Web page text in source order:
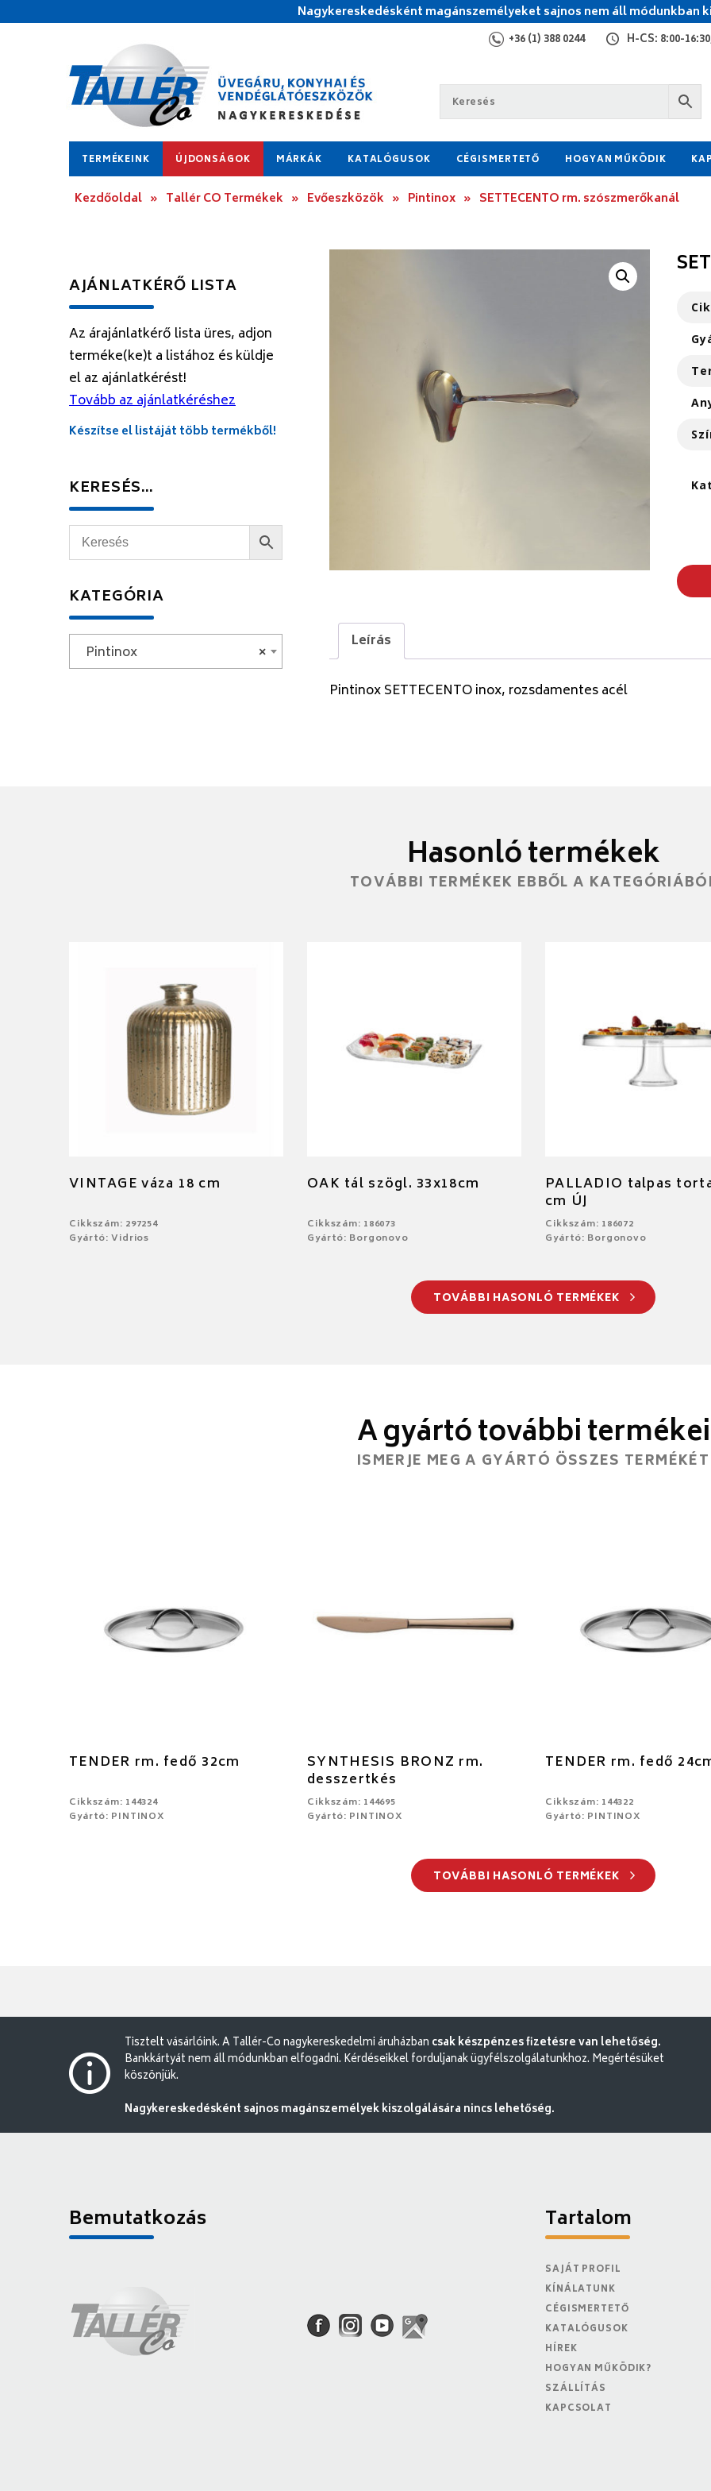
Nagykereskedésként magánszemélyeket sajnos nem áll módunkban
+36 (1) 388 0244 H-CS: 8:00-
TERMÉKEINK ÚJDONSÁGOK MÁRKÁK KATALÓGUSOK CÉGISMERTETŐ HOGYAN MŰKÖDIK
Kezdőoldal » Tallér CO Termékek » Evőeszközök » Pintinox » SETTECENTO rm. szószmerőkanál
Leírás
Pintinox SETTECENTO inox, rozsdamentes acél
AJÁNLATKÉRŐ LISTA
Az árajánlatkérő lista üres, adjon
terméke(ke)t a listához és küldje
el az ajánlatkérést!
Tovább az ajánlatkéréshez
Készítse el listáját több termékből!
KERESÉS…
KATEGÓRIA
×
Pintinox
Hasonló termékek
TOVÁBBI TERMÉKEK EBBŐL A
VINTAGE váza 18 cm
Cikkszám: 297254
Gyártó: Vidrios
OAK tál szögl. 33x18cm
Cikkszám: 186073
Gyártó: Borgonovo
PALLADIO talpas
cm ÚJ
Cikkszám: 186072
Gyártó: Borgonovo
TOVÁBBI HASONLÓ TERMÉKEK
A gyártó további termékei
ISMERJE MEG A GYÁRTÓ ÖSSZES TERMÉKÉT
TENDER rm. fedő 32cm
Cikkszám: 144324
Gyártó: PINTINOX
SYNTHESIS BRONZ rm.
desszertkés
Cikkszám: 144695
Gyártó: PINTINOX
TENDER rm. fedő
Cikkszám: 144322
Gyártó: PINTINOX
TOVÁBBI HASONLÓ TERMÉKEK
Tisztelt vásárlóink. A Tallér-Co nagykereskedelmi áruházban csak készpénzes fizetésre van lehetőség.
Bankkártyát nem áll módunkban elfogadni. Kérdéseikkel forduljanak ügyfélszolgálatunkhoz. Megértésüket
köszönjük.
Nagykereskedésként sajnos magánszemélyek kiszolgálására nincs lehetőség.
Bemutatkozás Tartalom
SAJÁT PROFIL
KÍNÁLATUNK
CÉGISMERTETŐ
KATALÓGUSOK
HÍREK
HOGYAN MŰKÖDIK?
SZÁLLÍTÁS
KAPCSOLAT